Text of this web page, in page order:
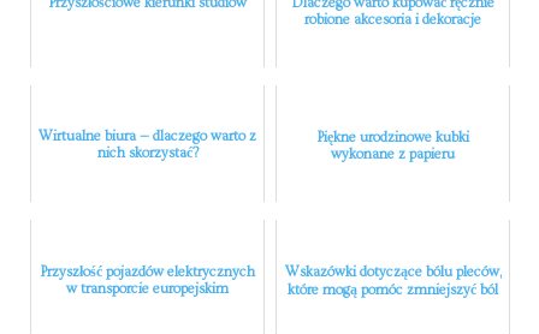
robione akcesoria i dekoracje
Wirtualne biura — dlaczego warto z
nich skorzystać?
Piękne urodzinowe kubki
wykonane z papieru
Przyszłość pojazdów elektrycznych
w transporcie europejskim
Wskazówki dotyczące bólu pleców,
które mogą pomóc zmniejszyć ból